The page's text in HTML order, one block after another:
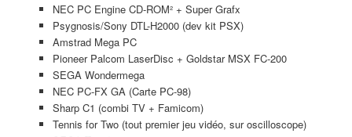
NEC PC Engine CD-ROM² + Super Grafx
Psygnosis/Sony DTL-H2000 (dev kit PSX)
Amstrad Mega PC
Pioneer Palcom LaserDisc + Goldstar MSX FC-200
SEGA Wondermega
NEC PC-FX GA (Carte PC-98)
Sharp C1 (combi TV + Famicom)
Tennis for Two (tout premier jeu vidéo, sur oscilloscope)